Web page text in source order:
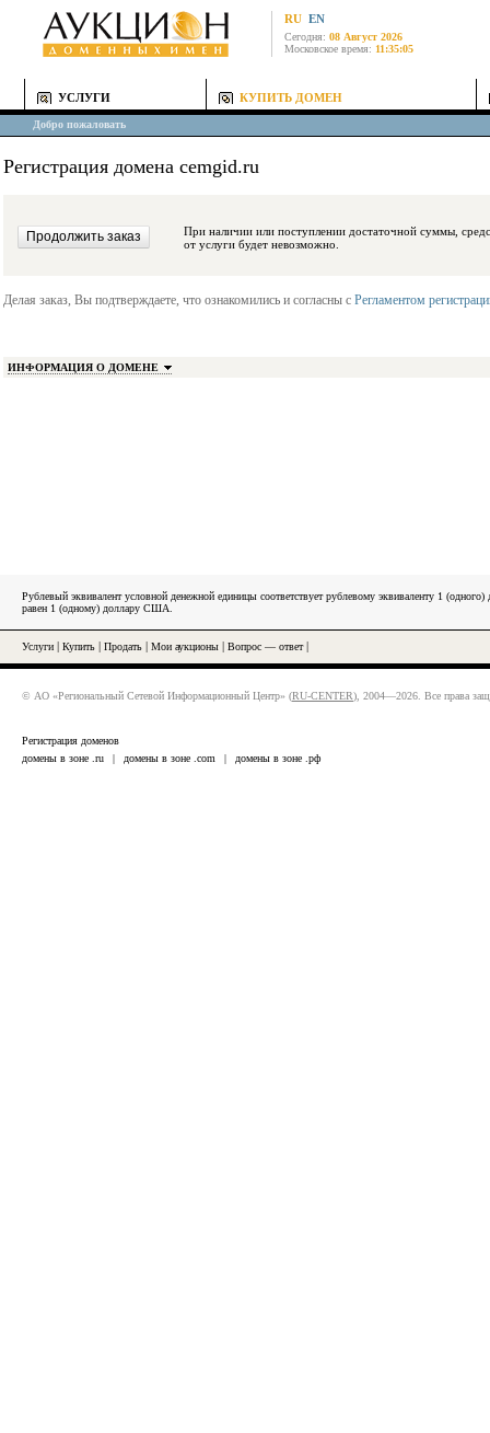
RU EN
Сегодня: 08 Август 2026
Московское время: 11:35:05
УСЛУГИ КУПИТЬ ДОМЕН
Добро пожаловать
Регистрация домена cemgid.ru
При наличии или поступлении достаточной суммы, средства будут
от услуги будет невозможно.
Делая заказ, Вы подтверждаете, что ознакомились и согласны с Регламентом
ИНФОРМАЦИЯ О ДОМЕНЕ
Рублевый эквивалент условной денежной единицы соответствует рублевому эквиваленту 1
равен 1 (одному) доллару США.
Услуги Купить Продать Мои аукционы Вопрос — ответ|
© АО «Региональный Сетевой Информационный Центр» (RU-CENTER), 2004—2026. Все права
Регистрация доменов
домены в зоне .ru
| домены в зоне .com | домены в зоне .рф